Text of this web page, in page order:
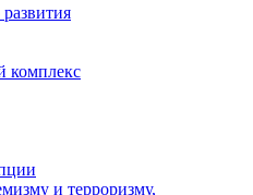
комплекс
и терроризму,